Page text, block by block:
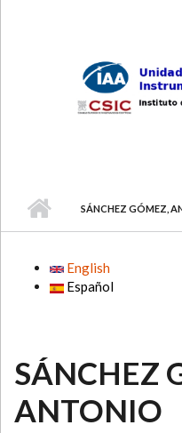
SÁNCHEZ GÓMEZ,
English
Español
SÁNCHEZ
ANTONIO